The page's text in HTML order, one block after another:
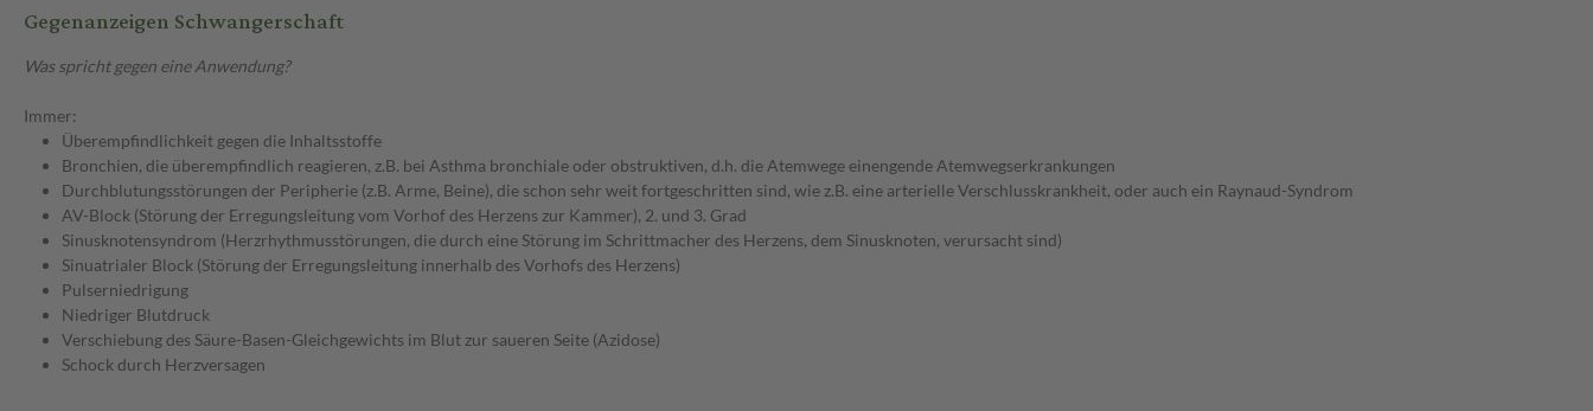
Gegenanzeigen Schwangerschaft
Was spricht gegen eine Anwendung?
Immer:
Überempfindlichkeit gegen die Inhaltsstoffe
Bronchien, die überempfindlich reagieren, z.B. bei Asthma bronchiale oder obstruktiven, d.h. die Atemwege einengende Atemwegserkrankungen
Durchblutungsstörungen der Peripherie (z.B. Arme, Beine), die schon sehr weit fortgeschritten sind, wie z.B. eine arterielle Verschlusskrankheit, oder auch ein Raynaud-Syndrom
AV-Block (Störung der Erregungsleitung vom Vorhof des Herzens zur Kammer), 2. und 3. Grad
Sinusknotensyndrom (Herzrhythmusstörungen, die durch eine Störung im Schrittmacher des Herzens, dem Sinusknoten, verursacht sind)
Sinuatrialer Block (Störung der Erregungsleitung innerhalb des Vorhofs des Herzens)
Pulserniedrigung
Niedriger Blutdruck
Verschiebung des Säure-Basen-Gleichgewichts im Blut zur saueren Seite (Azidose)
Schock durch Herzversagen